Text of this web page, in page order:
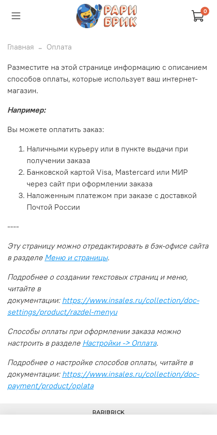
0
Главная Оплата
Разместите на этой странице информацию с описанием
способов оплаты, которые использует ваш интернет-
магазин.
Например:
Вы можете оплатить заказ:
Наличными курьеру или в пункте выдачи при
получении заказа
Банковской картой Visa, Mastercard или МИР
через сайт при оформлении заказа
Наложенным платежом при заказе с доставкой
Почтой России
----
Эту страницу можно отредактировать в бэк-офисе сайта
в разделе Меню и страницы.
Подробнее о создании текстовых страниц и меню,
читайте в
документации: https://www.insales.ru/collection/doc-
settings/product/razdel-menyu
Способы оплаты при оформлении заказа можно
настроить в разделе Настройки -> Оплата.
Подробнее о настройке способов оплаты, читайте в
документации: https://www.insales.ru/collection/doc-
payment/product/oplata
RARIBRICK